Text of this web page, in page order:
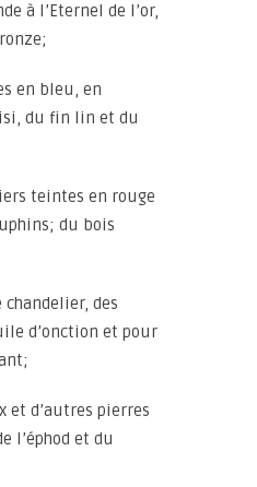
à l’Eternel de l’or,
en bleu, en
du fin lin et du
teintes en rouge
du bois
des
d’onction et pour
et d’autres pierres
l’éphod et du